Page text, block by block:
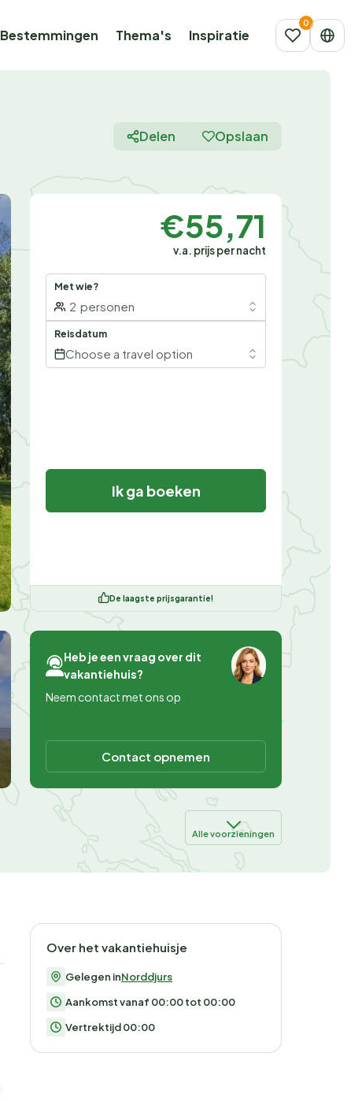
Bestemmingen Thema's Inspiratie
Delen Opslaan
€55,71
v.a. prijs per nacht
Met wie?
2 personen
Reisdatum
Choose a travel option
Ik ga boeken
De laagste prijsgarantie!
Heb je een vraag over dit
vakantiehuis?
Neem contact met ons op
Contact opnemen
Alle voorzieningen
Over het vakantiehuisje
Gelegen inNorddjurs
Aankomst vanaf 00:00 tot 00:00
Vertrektijd 00:00